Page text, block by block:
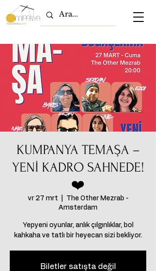
KUMPANYA TEMAŞA –
YENİ KADRO SAHNEDE!
❤️
vr 27 mrt
The Other Mezrab -
Amsterdam
Yepyeni oyunlar, anlık çılgınlıklar, bol
kahkaha ve tatlı bir heyecan sizi bekliyor.
Biletler satışta değil